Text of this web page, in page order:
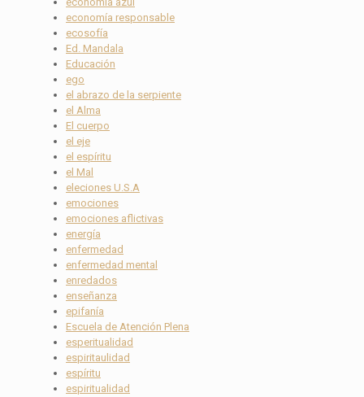
economía responsable
ecosofía
Ed. Mandala
Educación
ego
el abrazo de la serpiente
el Alma
El cuerpo
el eje
el espíritu
el Mal
eleciones U.S.A
emociones
emociones aflictivas
energía
enfermedad
enfermedad mental
enredados
enseñanza
epifanía
Escuela de Atención Plena
esperitualidad
espiritaulidad
espíritu
espiritualidad